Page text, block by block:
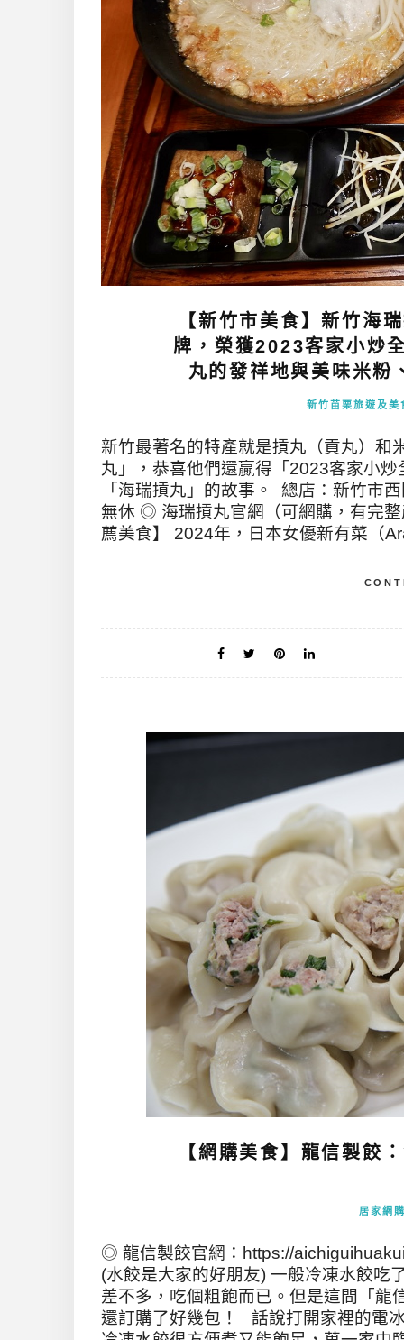
【新竹市美食】新竹海
牌，榮獲2023客家小炒
丸的發祥地與美味米粉
新竹苗栗旅遊及美
新竹最著名的特產就是摃丸（貢丸）和
丸」，恭喜他們還贏得「2023客家小
「海瑞摃丸」的故事。 總店：新竹市
無休 ◎ 海瑞摃丸官網（可網購，有完
薦美食】 2024年，日本女優新有菜（
【網購美食】龍信製餃
居家網
◎ 龍信製餃官網：https://
(水餃是大家的好朋友) 一般冷凍水餃吃
差不多，吃個粗飽而已。但是這間「龍
還訂購了好幾包！ 話說打開家裡的電